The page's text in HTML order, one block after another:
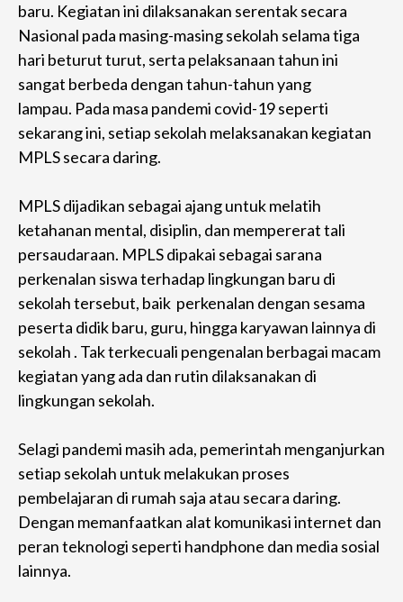
baru. Kegiatan ini dilaksanakan serentak secara
Nasional pada masing-masing sekolah selama tiga
hari beturut turut, serta pelaksanaan tahun ini
sangat berbeda dengan tahun-tahun yang
lampau. Pada masa pandemi covid-19 seperti
sekarang ini, setiap sekolah melaksanakan kegiatan
MPLS secara daring.
MPLS dijadikan sebagai ajang untuk melatih
ketahanan mental, disiplin, dan mempererat tali
persaudaraan. MPLS dipakai sebagai sarana
perkenalan siswa terhadap lingkungan baru di
sekolah tersebut, baik perkenalan dengan sesama
peserta didik baru, guru, hingga karyawan lainnya di
sekolah . Tak terkecuali pengenalan berbagai macam
kegiatan yang ada dan rutin dilaksanakan di
lingkungan sekolah.
Selagi pandemi masih ada, pemerintah menganjurkan
setiap sekolah untuk melakukan proses
pembelajaran di rumah saja atau secara daring.
Dengan memanfaatkan alat komunikasi internet dan
peran teknologi seperti handphone dan media sosial
lainnya.